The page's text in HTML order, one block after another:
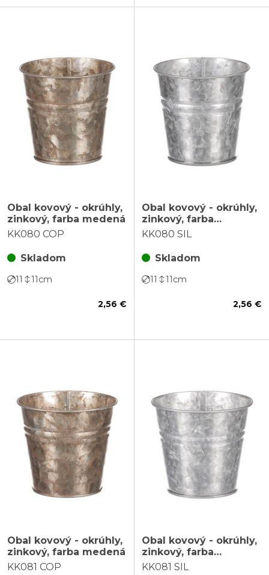
Obal kovový - okrúhly,
zinkový, farba medená
KK080 COP
Skladom
11 11cm
2,56 €
Obal kovový - okrúhly,
zinkový, farba
strieborná
KK080 SIL
Skladom
11 11cm
2,56 €
Obal kovový - okrúhly,
zinkový, farba medená
KK081 COP
Obal kovový - okrúhly,
zinkový, farba
strieborná
KK081 SIL